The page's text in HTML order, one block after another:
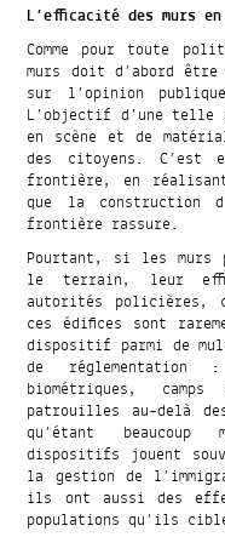
L’efficacité des murs
Comme pour toute
murs doit d’abord
sur l’opinion
L’objectif d’une
en scène et de
des citoyens. C’est
frontière, en
que la construction
frontière rassure.
Pourtant, si les murs
le terrain, leur
autorités
ces édifices sont
dispositif parmi de
de réglementation
biométriques,
patrouilles au-delà
qu’étant
dispositifs jouent
la gestion de
ils ont aussi des
populations qu’ils